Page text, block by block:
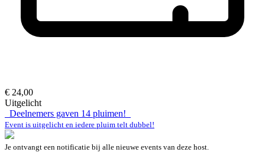
€ 24,00
Uitgelicht
Deelnemers gaven 14 pluimen!
Event is uitgelicht en iedere pluim telt dubbel!
Je ontvangt een notificatie bij alle nieuwe events van deze host.